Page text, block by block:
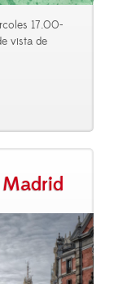
17.00-
vista de